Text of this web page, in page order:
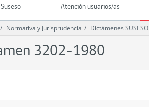
Suseso Atención usuarios/as
Normativa y Jurisprudencia Dictámenes SUSESO
3202-1980